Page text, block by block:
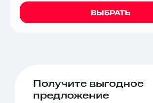
ВЫБРАТЬ
Получите выгодное
предложение